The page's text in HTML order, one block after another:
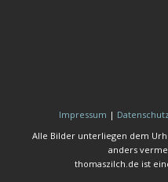
Impressum |
Alle Bilder unterliegen dem
anders
thomaszilch.de ist